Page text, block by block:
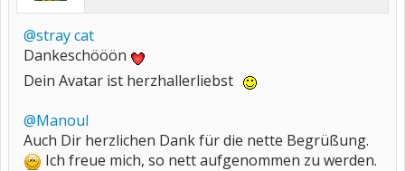
@stray cat
Dankeschööön
Dein Avatar ist herzhallerliebst
@Manoul
Auch Dir herzlichen Dank für die nette Begrüßung.
Ich freue mich, so nett aufgenommen zu werden.